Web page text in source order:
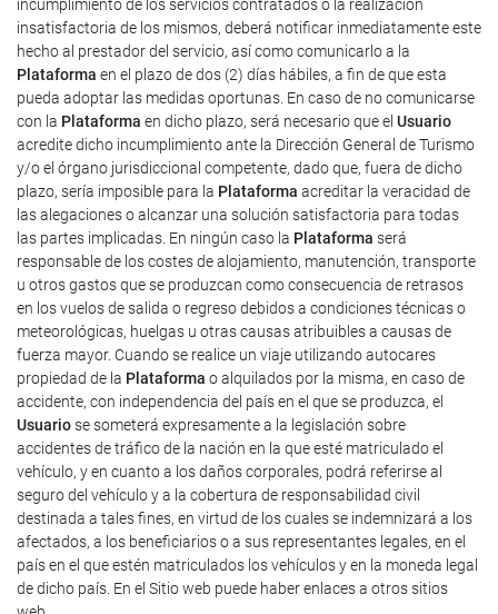
incumplimiento de los servicios contratados o la realización
insatisfactoria de los mismos, deberá notificar inmediatamente este
hecho al prestador del servicio, así como comunicarlo a la
Plataforma en el plazo de dos (2) días hábiles, a fin de que esta
pueda adoptar las medidas oportunas. En caso de no comunicarse
con la Plataforma en dicho plazo, será necesario que el Usuario
acredite dicho incumplimiento ante la Dirección General de Turismo
y/o el órgano jurisdiccional competente, dado que, fuera de dicho
plazo, sería imposible para la Plataforma acreditar la veracidad de
las alegaciones o alcanzar una solución satisfactoria para todas
las partes implicadas. En ningún caso la Plataforma será
responsable de los costes de alojamiento, manutención, transporte
u otros gastos que se produzcan como consecuencia de retrasos
en los vuelos de salida o regreso debidos a condiciones técnicas o
meteorológicas, huelgas u otras causas atribuibles a causas de
fuerza mayor. Cuando se realice un viaje utilizando autocares
propiedad de la Plataforma o alquilados por la misma, en caso de
accidente, con independencia del país en el que se produzca, el
Usuariose someterá expresamente a la legislación sobre
accidentes de tráfico de la nación en la que esté matriculado el
vehículo, y en cuanto a los daños corporales, podrá referirse al
seguro del vehículo y a la cobertura de responsabilidad civil
destinada a tales fines, en virtud de los cuales se indemnizará a los
afectados, a los beneficiarios o a sus representantes legales, en el
país en el que estén matriculados los vehículos y en la moneda legal
de dicho país. En el Sitio web puede haber enlaces a otros sitios